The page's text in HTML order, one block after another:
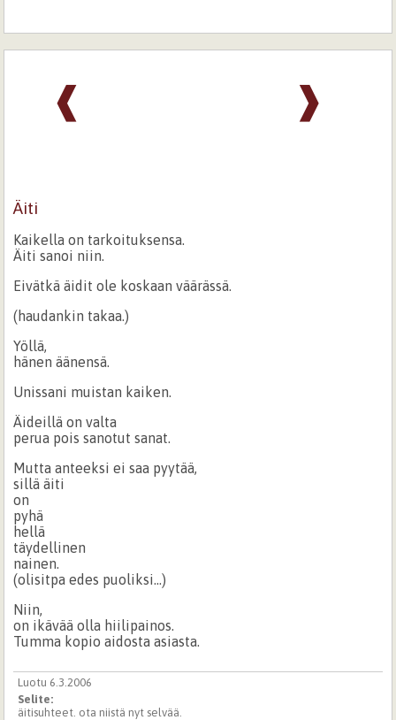
❱
❰
Äiti
Kaikella on tarkoituksensa.
Äiti sanoi niin.
Eivätkä äidit ole koskaan väärässä.
(haudankin takaa.)
Yöllä,
hänen äänensä.
Unissani muistan kaiken.
Äideillä on valta
perua pois sanotut sanat.
Mutta anteeksi ei saa pyytää,
sillä äiti
on
pyhä
hellä
täydellinen
nainen.
(olisitpa edes puoliksi...)
Niin,
on ikävää olla hiilipainos.
Tumma kopio aidosta asiasta.
Luotu 6.3.2006
Selite:
äitisuhteet. ota niistä nyt selvää.